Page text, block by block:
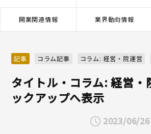
開業関連情報 業界動向情報
記事 コラム記事 コラム: 経営・院運営
タイトル・コラム: 経営・
ックアップへ表示
2023/06/26